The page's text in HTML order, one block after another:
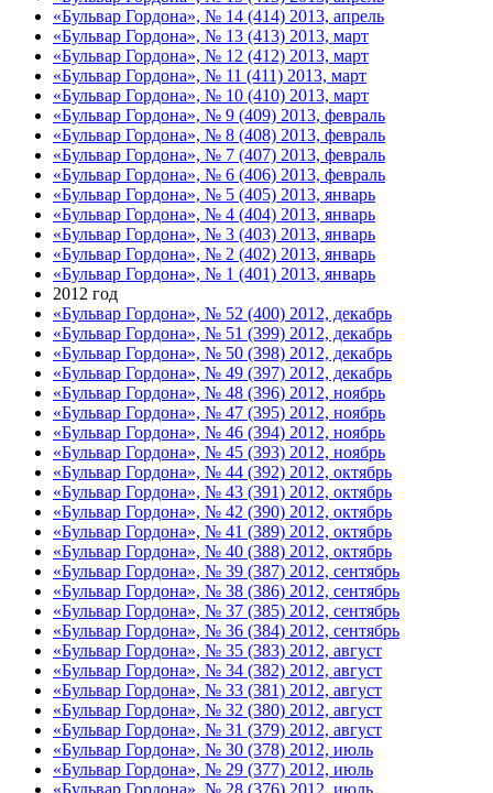
«Бульвар Гордона», № 14 (414) 2013, апрель
«Бульвар Гордона», № 13 (413) 2013, март
«Бульвар Гордона», № 12 (412) 2013, март
«Бульвар Гордона», № 11 (411) 2013, март
«Бульвар Гордона», № 10 (410) 2013, март
«Бульвар Гордона», № 9 (409) 2013, февраль
«Бульвар Гордона», № 8 (408) 2013, февраль
«Бульвар Гордона», № 7 (407) 2013, февраль
«Бульвар Гордона», № 6 (406) 2013, февраль
«Бульвар Гордона», № 5 (405) 2013, январь
«Бульвар Гордона», № 4 (404) 2013, январь
«Бульвар Гордона», № 3 (403) 2013, январь
«Бульвар Гордона», № 2 (402) 2013, январь
«Бульвар Гордона», № 1 (401) 2013, январь
2012 год
«Бульвар Гордона», № 52 (400) 2012, декабрь
«Бульвар Гордона», № 51 (399) 2012, декабрь
«Бульвар Гордона», № 50 (398) 2012, декабрь
«Бульвар Гордона», № 49 (397) 2012, декабрь
«Бульвар Гордона», № 48 (396) 2012, ноябрь
«Бульвар Гордона», № 47 (395) 2012, ноябрь
«Бульвар Гордона», № 46 (394) 2012, ноябрь
«Бульвар Гордона», № 45 (393) 2012, ноябрь
«Бульвар Гордона», № 44 (392) 2012, октябрь
«Бульвар Гордона», № 43 (391) 2012, октябрь
«Бульвар Гордона», № 42 (390) 2012, октябрь
«Бульвар Гордона», № 41 (389) 2012, октябрь
«Бульвар Гордона», № 40 (388) 2012, октябрь
«Бульвар Гордона», № 39 (387) 2012, сентябрь
«Бульвар Гордона», № 38 (386) 2012, сентябрь
«Бульвар Гордона», № 37 (385) 2012, сентябрь
«Бульвар Гордона», № 36 (384) 2012, сентябрь
«Бульвар Гордона», № 35 (383) 2012, август
«Бульвар Гордона», № 34 (382) 2012, август
«Бульвар Гордона», № 33 (381) 2012, август
«Бульвар Гордона», № 32 (380) 2012, август
«Бульвар Гордона», № 31 (379) 2012, август
«Бульвар Гордона», № 30 (378) 2012, июль
«Бульвар Гордона», № 29 (377) 2012, июль
«Бульвар Гордона», № 28 (376) 2012, июль